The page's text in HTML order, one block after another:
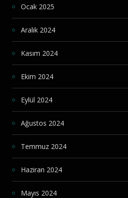
Ocak 2025
Aralık 2024
Kasım 2024
Ekim 2024
Eylül 2024
Ağustos 2024
Temmuz 2024
Haziran 2024
Mayıs 2024